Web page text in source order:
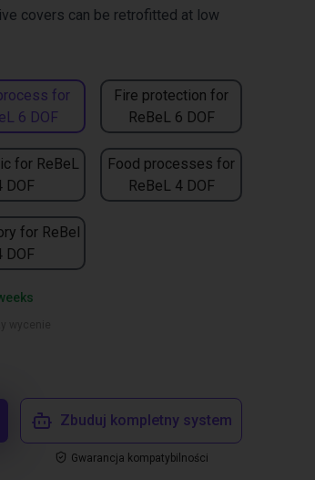
for
6 DOF
Fire protection for
ReBeL 6 DOF
for ReBeL
DOF
Food processes for
ReBeL 4 DOF
for ReBel
DOF
covers can be retrofitted at low
Zbuduj kompletny system
Gwarancja kompatybilności